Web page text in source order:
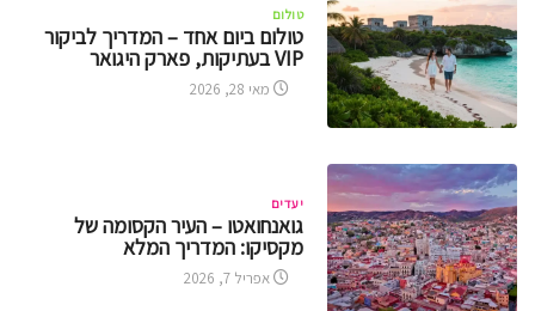
טולום
טולום ביום אחד – המדריך לביקור
VIP בעתיקות, פארק היגואר
מאי 28, 2026
יעדים
גואנחואטו – העיר הקסומה של
מקסיקו: המדריך המלא
אפריל 7, 2026